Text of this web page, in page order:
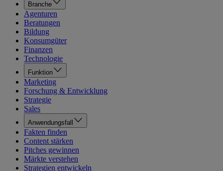
Branche
Agenturen
Beratungen
Bildung
Konsumgüter
Finanzen
Technologie
Funktion
Marketing
Forschung & Entwicklung
Strategie
Sales
Anwendungsfall
Fakten finden
Content stärken
Pitches gewinnen
Märkte verstehen
Strategien entwickeln